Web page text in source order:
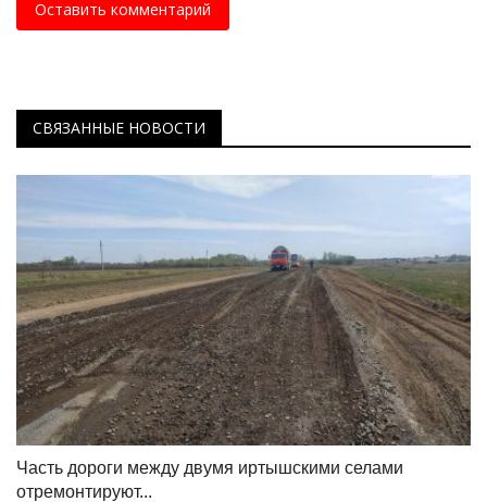
Оставить комментарий
СВЯЗАННЫЕ НОВОСТИ
Часть дороги между двумя иртышскими селами
отремонтируют...